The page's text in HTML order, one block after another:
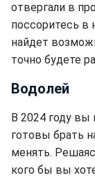
отвергали в
поссоритесь в
найдет
точно будете
Водолей
В 2024 году вы
готовы брать
менять.
кого бы вы